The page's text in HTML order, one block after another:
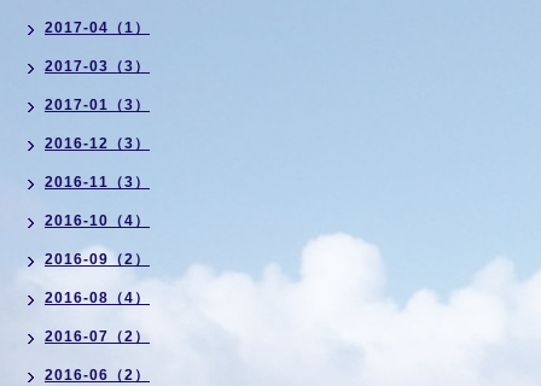
2017-04（1）
2017-03（3）
2017-01（3）
2016-12（3）
2016-11（3）
2016-10（4）
2016-09（2）
2016-08（4）
2016-07（2）
2016-06（2）